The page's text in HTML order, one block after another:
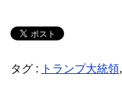
タグ : トランプ大統領,